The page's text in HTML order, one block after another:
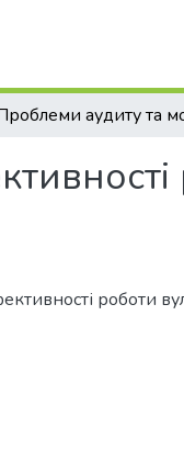
роботи